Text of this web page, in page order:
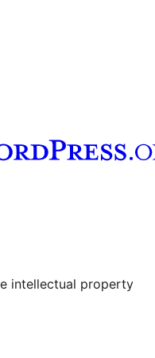
mūsų Tumblr paskyroje
intellectual property